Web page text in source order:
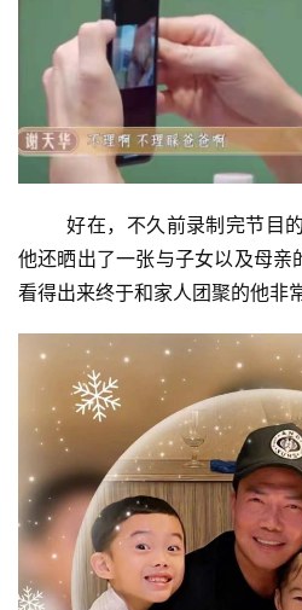
好在，不久前录制完节目
他还晒出了一张与子女以及母亲
看得出来终于和家人团聚的他非